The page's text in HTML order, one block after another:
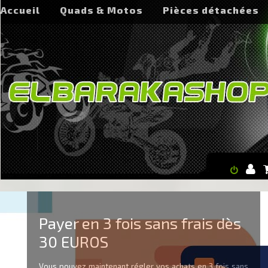
Accueil Quads & Motos Pièces détachées
Payer en 3 fois sans frais dès
30 EUROS